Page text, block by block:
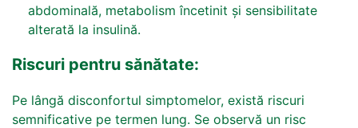
abdominală, metabolism încetinit și sensibilitate
alterată la insulină.
Riscuri pentru sănătate:
Pe lângă disconfortul simptomelor, există riscuri
semnificative pe termen lung. Se observă un risc